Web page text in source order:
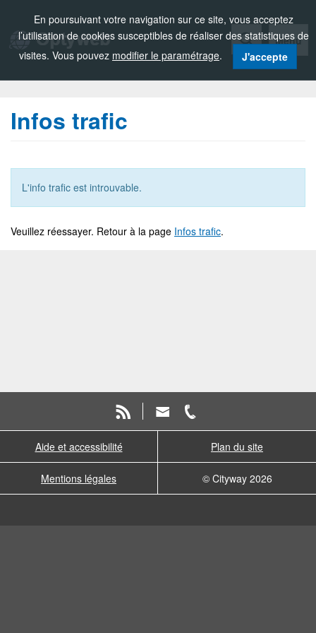
En poursuivant votre navigation sur ce site, vous acceptez
l’utilisation de cookies susceptibles de réaliser des statistiques de
visites. Vous pouvez modifier le paramétrage. J'accepte
Menu
Infos trafic
L'info trafic est introuvable.
Veuillez réessayer. Retour à la page Infos trafic.
Aide et accessibilité Plan du site
Mentions légales © Cityway 2026